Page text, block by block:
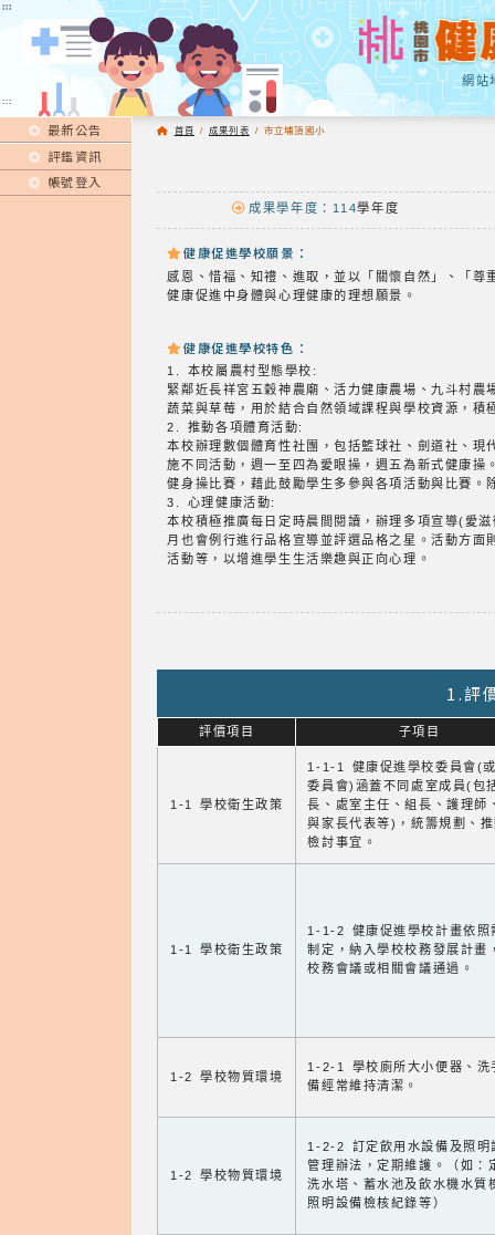
:::
網站
:::
最新公告
評鑑資訊
帳號登入
首頁 / 成果列表 / 市立埔頂國小
成果學年度：114學年度
健康促進學校願景：
感恩、惜福、知禮、進取，並以「關懷自然」、「
健康促進中身體與心理健康的理想願景。
健康促進學校特色：
1. 本校屬農村型態學校:
緊鄰近長祥宮五穀神農廟、活力健康農場、九斗村
蔬菜與草莓，用於結合自然領域課程與學校資源，積
2. 推動各項體育活動:
本校辦理數個體育性社團，包括籃球社、劍道社、
施不同活動，週一至四為愛眼操，週五為新式健康
健身操比賽，藉此鼓勵學生多參與各項活動與比賽
3. 心理健康活動:
本校積極推廣每日定時晨間閱讀，辦理多項宣導(愛
月也會例行進行品格宣導並評選品格之星。活動方
活動等，以增進學生生活樂趣與正向心理。
1.評
評價項目 子項目
1-1 學校衛生政策
1-1-1 健康促進學校委員會(
委員會)涵蓋不同處室成員(包
長、處室主任、組長、護理師
與家長代表等)，統籌規劃、
檢討事宜。
1-1 學校衛生政策
1-1-2 健康促進學校計畫依照
制定，納入學校校務發展計畫
校務會議或相關會議通過。
1-2 學校物質環境
1-2-1 學校廁所大小便器、洗
備經常維持清潔。
1-2 學校物質環境
1-2-2 訂定飲用水設備及照明
管理辦法，定期維護。（如：
洗水塔、蓄水池及飲水機水質
照明設備檢核紀錄等）
:::